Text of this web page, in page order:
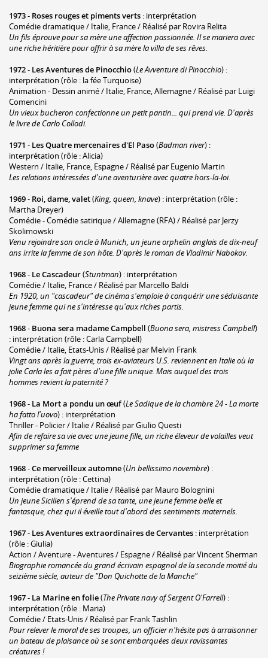
1973- Roses rouges et piments verts : interprétation
Comédie dramatique / Italie, France / Réalisé par Rovira Relita
Un fils éprouve pour sa mère une affection passionnée. Il se mariera avec
une riche héritière pour offrir à sa mère la villa de ses rêves.
1972- Les Aventures de Pinocchio(Le Avventure di Pinocchio) :
interprétation (rôle : la fée Turquoise)
Animation - Dessin animé / Italie, France, Allemagne / Réalisé par Luigi
Comencini
Un vieux bucheron confectionne un petit pantin... qui prend vie. D'après
le livre de Carlo Collodi.
1971 - Les Quatre mercenaires d'El Paso(Badman river) :
interprétation (rôle : Alicia)
Western / Italie, France, Espagne / Réalisé par Eugenio Martin
Les relations intéressées d'une aventurière avec quatre hors-la-loi.
1969- Roi, dame, valet(King, queen, knave) : interprétation (rôle :
Martha Dreyer)
Comédie - Comédie satirique / Allemagne (RFA) / Réalisé par Jerzy
Skolimowski
Venu rejoindre son oncle à Munich, un jeune orphelin anglais de dix-neuf
ans irrite la femme de son hôte. D'après le roman de Vladimir Nabokov.
1968- Le Cascadeur(Stuntman) : interprétation
Comédie / Italie, France / Réalisé par Marcello Baldi
En 1920, un "cascadeur" de cinéma s'emploie à conquérir une séduisante
jeune femme qui ne s'intéresse qu'aux riches partis.
1968- Buona sera madame Campbell (Buona sera, mistress Campbell)
: interprétation (rôle : Carla Campbell)
Comédie / Italie, Etats-Unis / Réalisé par Melvin Frank
Vingt ans après la guerre, trois ex-aviateurs U.S. reviennent en Italie où la
jolie Carla les a fait pères d'une fille unique. Mais auquel des trois
hommes revient la paternité ?
1968- La Mort a pondu un œuf(Le Sadique de la chambre 24 - La morte
ha fatto l'uovo) : interprétation
Thriller - Policier / Italie / Réalisé par Giulio Questi
Afin de refaire sa vie avec une jeune fille, un riche éleveur de volailles veut
supprimer sa femme
1968-Ce merveilleux automne(Un bellissimo novembre) :
interprétation (rôle : Cettina)
Comédie dramatique / Italie / Réalisé par Mauro Bolognini
Un jeune Sicilien s'éprend de sa tante, une jeune femme belle et
fantasque, chez qui il éveille tout d'abord des sentiments maternels.
1967- Les Aventures extraordinaires de Cervantes : interprétation
(rôle : Giulia)
Action / Aventure - Aventures / Espagne / Réalisé par Vincent Sherman
Biographie romancée du grand écrivain espagnol de la seconde moitié du
seizième siècle, auteur de "Don Quichotte de la Manche"
1967- La Marine en folie(The Private navy of Sergent O'Farrell) :
interprétation (rôle : Maria)
Comédie / Etats-Unis / Réalisé par Frank Tashlin
Pour relever le moral de ses troupes, un officier n'hésite pas à arraisonner
un bateau de plaisance où se sont embarquées deux ravissantes
créatures !